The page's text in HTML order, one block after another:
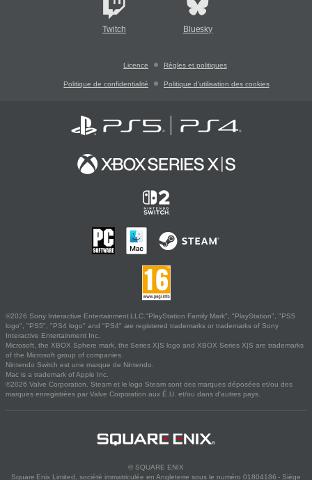
Twitch Bluesky
Licence Règles et politiques
Politique de confidentialité Politique d'utilisation des cookies
©2026 Sony Interactive Entertainment LLC."PlayStation Family Mark", "PlayStation", "PS5
logo", "PS5", "PS4 logo" and "PS4" are registered trademarks or trademarks of Sony
Interactive Entertainment Inc.
Microsoft, the XBOX Sphere mark, the Series X|S logo and XBOX Series X|S are trademarks
of the Microsoft group of companies.
Nintendo Switch est une marque de Nintendo.
Mac is a trademark of Apple Inc.
©2026 Valve Corporation. Steam et le logo Steam sont des marques déposées et/ou des
marques enregistrées par Valve Corporation aux É.U. et/ou dans d'autres pays.
© SQUARE ENIX
Square Enix Limited, société immatriculée en Angleterre sous le numéro 01804186 - Siège